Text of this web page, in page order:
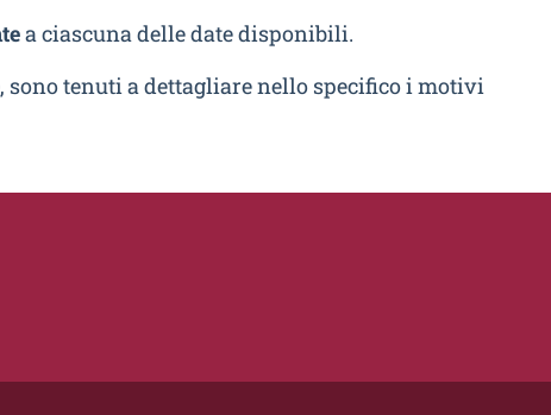
a ciascuna delle date disponibili.
tenuti a dettagliare nello specifico i motivi